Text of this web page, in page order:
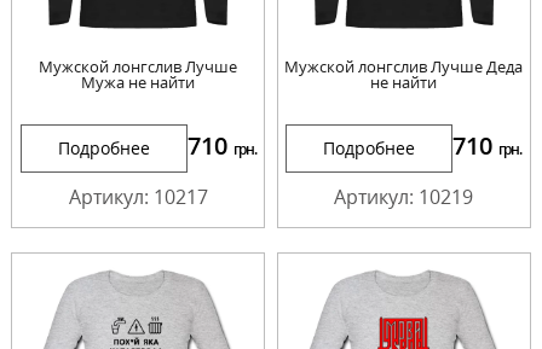
Мужской лонгслив Лучше
Мужа не найти
Подробнее 710 грн.
Артикул: 10217
Мужской лонгслив Лучше Деда
не найти
Подробнее 710 грн.
Артикул: 10219